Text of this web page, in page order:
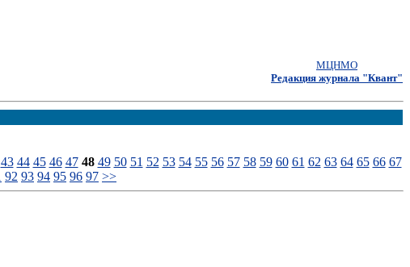
МЦНМО
Редакция журнала "Квант"
43 44 45 46 47 48 49 50 51 52 53 54 55 56 57 58 59 60 61 62 63 64 65 66 67
92 93 94 95 96 97 >>